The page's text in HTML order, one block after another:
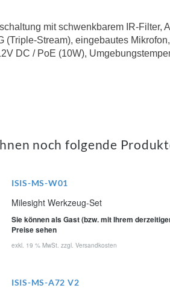
mit schwenkbarem IR-Filter,
(Triple-Stream), eingebautes
DC / PoE (10W),
noch folgende
ISIS-MS-W01
Milesight Werkzeug-Set
Sie können als Gast (bzw. mit Ihrem
Preise sehen
exkl. 19 % MwSt. zzgl. Versandkosten
ISIS-MS-A72 V2